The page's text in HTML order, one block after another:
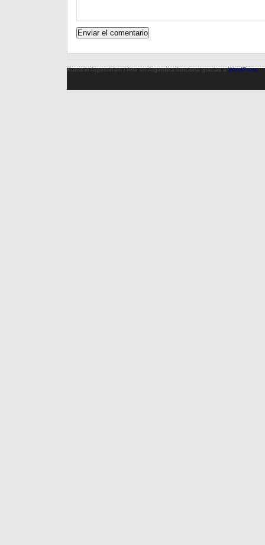
Kunst in Argentinien / Arte en Argentina funciona gracias aWordPress